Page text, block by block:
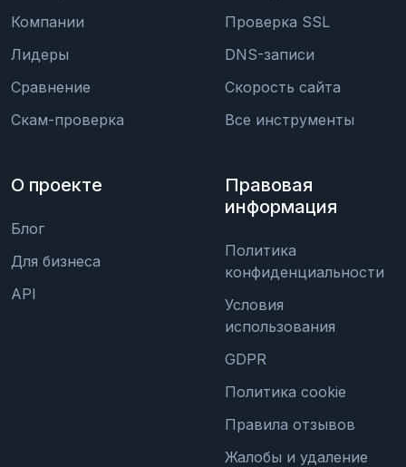
Компании
Лидеры
Сравнение
Скам-проверка
Проверка SSL
DNS-записи
Скорость сайта
Все инструменты
О проекте
Блог
Для бизнеса
API
Правовая
информация
Политика
конфиденциальности
Условия
использования
GDPR
Политика cookie
Правила отзывов
Жалобы и удаление